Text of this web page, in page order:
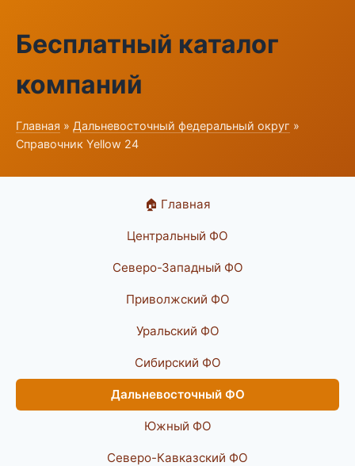
Бесплатный каталог
компаний
Главная » Дальневосточный федеральный округ »
Справочник Yellow 24
🏠 Главная
Центральный ФО
Северо-Западный ФО
Приволжский ФО
Уральский ФО
Сибирский ФО
Дальневосточный ФО
Южный ФО
Северо-Кавказский ФО